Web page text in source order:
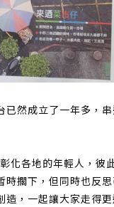
已然成立了一年多，串
化各地的年輕人，彼
擱下，但同時也反
，一起讓大家走得更